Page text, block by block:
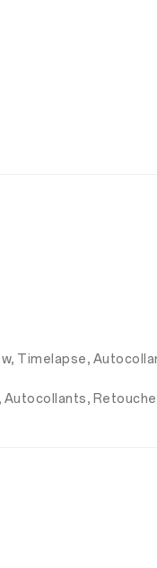
Timelapse,
Autocollants,